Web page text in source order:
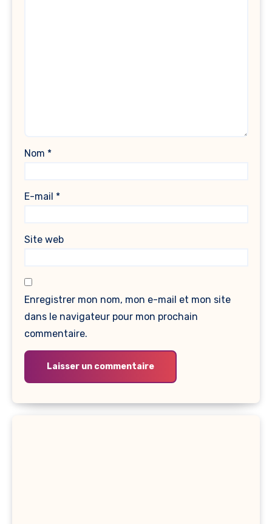
Nom *
E-mail *
Site web
Enregistrer mon nom, mon e-mail et mon site
dans le navigateur pour mon prochain
commentaire.